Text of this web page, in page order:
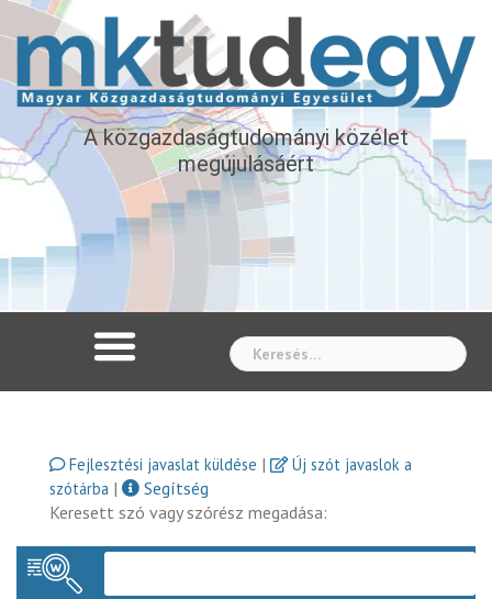
A közgazdaságtudományi közélet
megújulásáért
Fejlesztési javaslat küldése |
Új szót javaslok a
szótárba |
Segítség
Keresett szó vagy szórész megadása: